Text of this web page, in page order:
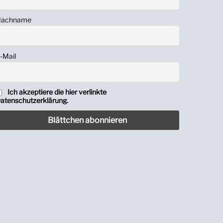
Mail
Ich akzeptiere die hier verlinkte